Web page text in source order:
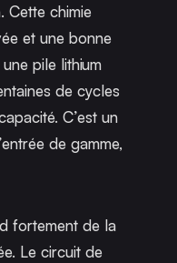
Cette chimie
et une bonne
pile lithium
de cycles
C’est un
de gamme,
fortement de la
Le circuit de